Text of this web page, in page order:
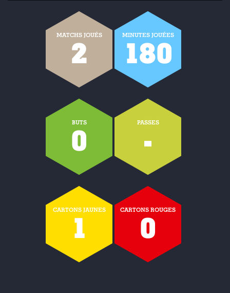
MATCHS JOUÉS
2
MINUTES JOUÉES
180
BUTS
0
PASSES
-
CARTONS JAUNES
1
CARTONS ROUGES
0